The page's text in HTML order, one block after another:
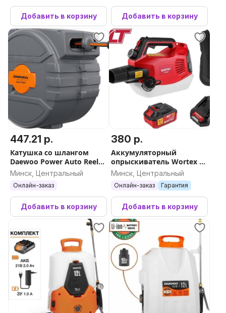
Добавить в корзину Добавить в корзину
447.21 р.
Катушка со шлангом
Daewoo Power Auto Reel
x25 DWR 3050 (1/2'', 25 м)
Минск, Центральный
Онлайн-заказ
Добавить в корзину
380 р.
Аккумуляторный
опрыскиватель Wortex KS
1820 Li ALL1 XLT Set
1335926 (с 1-им АКБ)
Минск, Центральный
Онлайн-заказ Гарантия
Добавить в корзину